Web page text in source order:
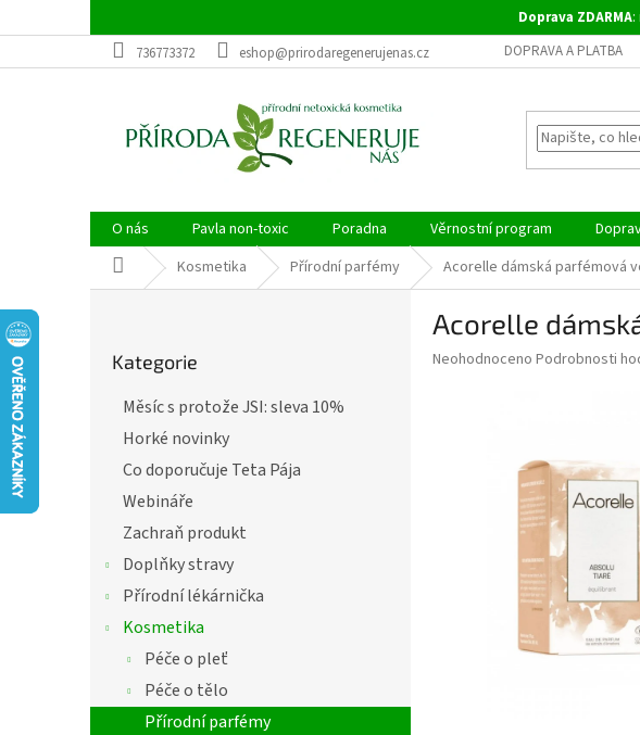
na
Doprava ZDARMA:
736773372
eshop@prirodaregenerujenas.cz DOPRAVA A PLATBA
O nás Pavla non-toxic Poradna Věrnostní program
Domů Kosmetika Přírodní parfémy Acorelle dámská parfémová
kategorie
Kategorie
Měsíc s protože JSI: sleva 10%
Horké novinky
Co doporučuje Teta Pája
Webináře
Zachraň produkt
Doplňky stravy
Přírodní lékárnička
Kosmetika
Péče o pleť
Péče o tělo
Přírodní parfémy
Acorelle
Průměrné
Neohodnoceno Podrobnosti